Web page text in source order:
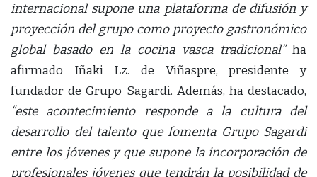
internacional supone una plataforma de difusión y
proyección del grupo como proyecto gastronómico
global basado en la cocina vasca tradicional”ha
afirmado Iñaki Lz. de Viñaspre, presidente y
fundador de Grupo Sagardi. Además, ha destacado,
“este acontecimiento responde a la cultura del
desarrollo del talento que fomenta Grupo Sagardi
entre los jóvenes y que supone la incorporación de
profesionales jóvenes que tendrán la posibilidad de